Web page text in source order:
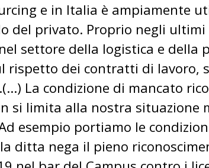
e in Italia è ampiamente
del privato. Proprio negli
settore della logistica e della
rispetto dei contratti di lavoro,
La condizione di mancato
si limita alla nostra situazione
esempio portiamo le
ditta nega il pieno